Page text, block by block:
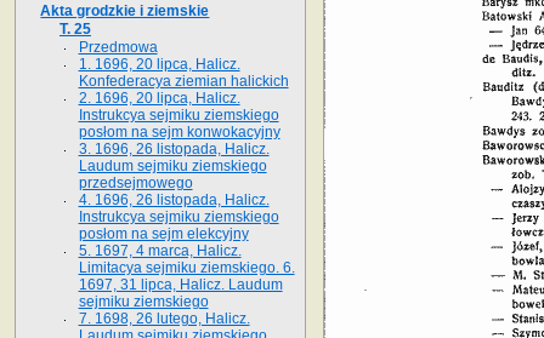
Akta grodzkie i ziemskie
T. 25
Przedmowa
1. 1696, 20 lipca, Halicz.
Konfederacya ziemian halickich
2. 1696, 20 lipca, Halicz.
Instrukcya sejmiku ziemskiego
posłom na sejm konwokacyjny
3. 1696, 26 listopada, Halicz.
Laudum sejmiku ziemskiego
przedsejmowego
4. 1696, 26 listopada, Halicz.
Instrukcya sejmiku ziemskiego
posłom na sejm elekcyjny
5. 1697, 4 marca, Halicz.
Limitacya sejmiku ziemskiego. 6.
1697, 31 lipca, Halicz. Laudum
sejmiku ziemskiego
7. 1698, 26 lutego, Halicz.